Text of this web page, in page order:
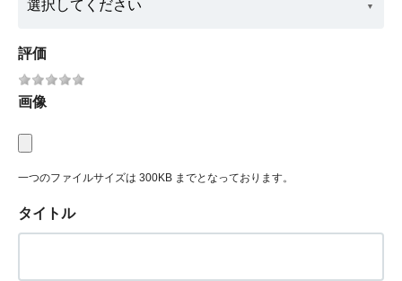
評価
画像
一つのファイルサイズは 300KB までとなっております。
タイトル